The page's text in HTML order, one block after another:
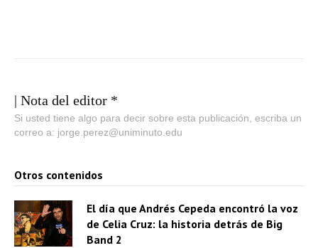
| Nota del editor *
Si usted tiene algo para decir sobre esta publicación, escriba un
correo a: jorge.perez@uniminuto.edu
Otros contenidos
El día que Andrés Cepeda encontró la voz
de Celia Cruz: la historia detrás de Big
Band 2